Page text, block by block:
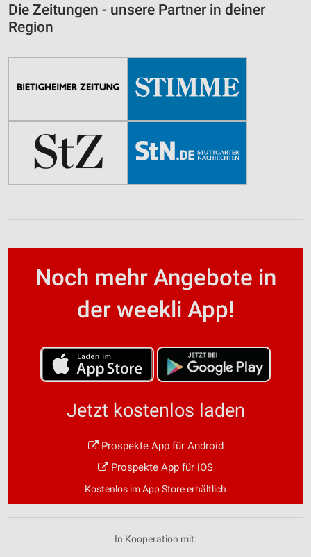
Die Zeitungen - unsere Partner in deiner
Region
Noch mehr Angebote in
der weekli App!
Jetzt kostenlos laden
Prospekte App für Android
Prospekte App für iOS
Kostenlos im App Store erhältlich
In Kooperation mit: